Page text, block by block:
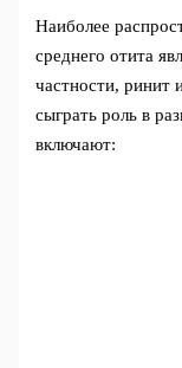
Наиболее
среднего отита
частности, ринит
сыграть роль в
включают: